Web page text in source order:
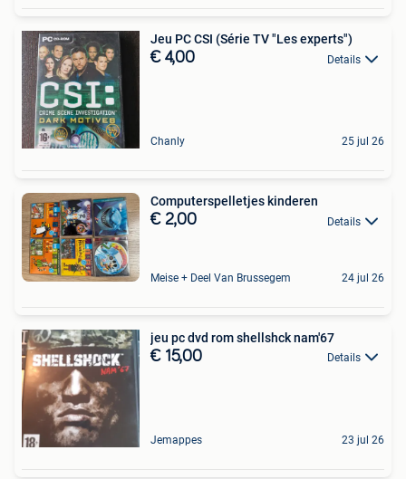
Jeu PC CSI (Série TV "Les experts")
€ 4,00 Details
Chanly 25 jul 26
Computerspelletjes kinderen
€ 2,00 Details
Meise + Deel Van Brussegem 24 jul 26
jeu pc dvd rom shellshck nam'67
€ 15,00 Details
Jemappes 23 jul 26